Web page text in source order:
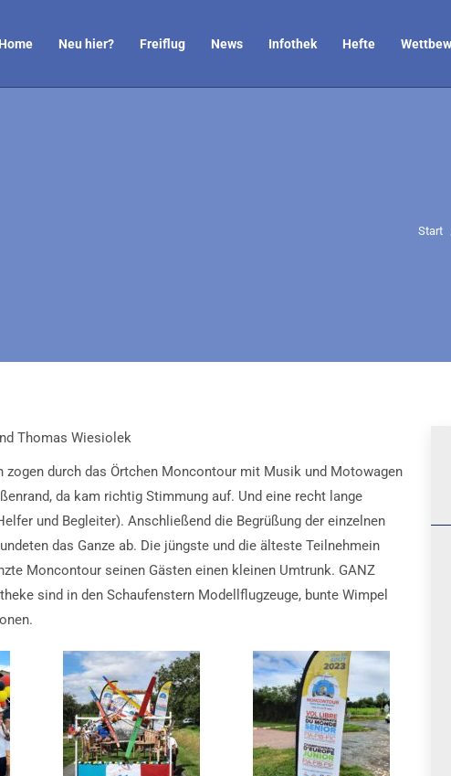
Neu hier? Freiflug News Infothek Hefte
Sie
Start
Thomas Wiesiolek
durch das Örtchen Moncontour mit Musik und Motowagen
da kam richtig Stimmung auf. Und eine recht lange
und Begleiter). Anschließend die Begrüßung der einzelnen
das Ganze ab. Die jüngste und die älteste Teilnehmein
Moncontour seinen Gästen einen kleinen Umtrunk. GANZ
sind in den Schaufenstern Modellflugzeuge, bunte Wimpel